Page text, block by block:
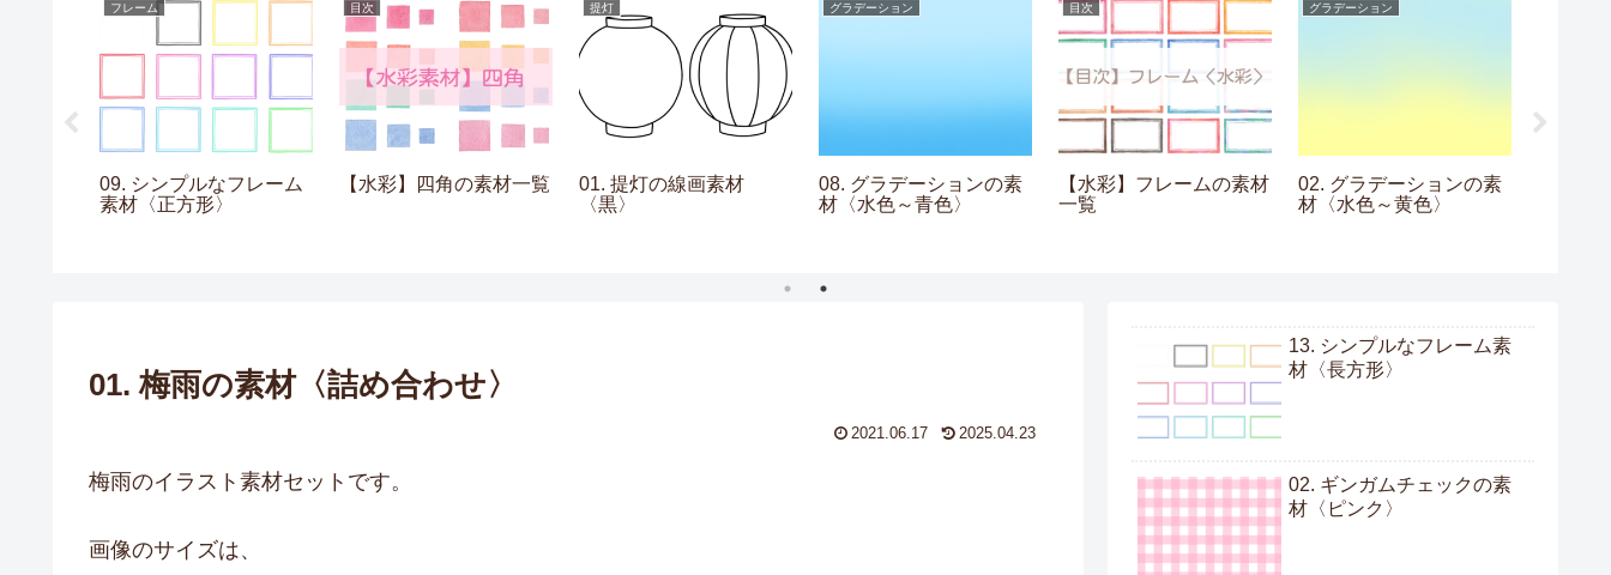
フレーム
09. シンプルなフレーム
素材〈正方形〉
目次
【水彩】四角の素材一覧
提灯
01. 提灯の線画素材
〈黒〉
グラデーション
08. グラデーションの素
材〈水色～青色〉
目次
【水彩】フレームの素材
一覧
グラデーション
02. グラデーションの素
材〈水色～黄色〉
01. 梅雨の素材〈詰め合わせ〉
2021.06.17 2025.04.23
梅雨のイラスト素材セットです。
画像のサイズは、
13. シンプルなフレーム素
材〈長方形〉
02. ギンガムチェックの素
材〈ピンク〉